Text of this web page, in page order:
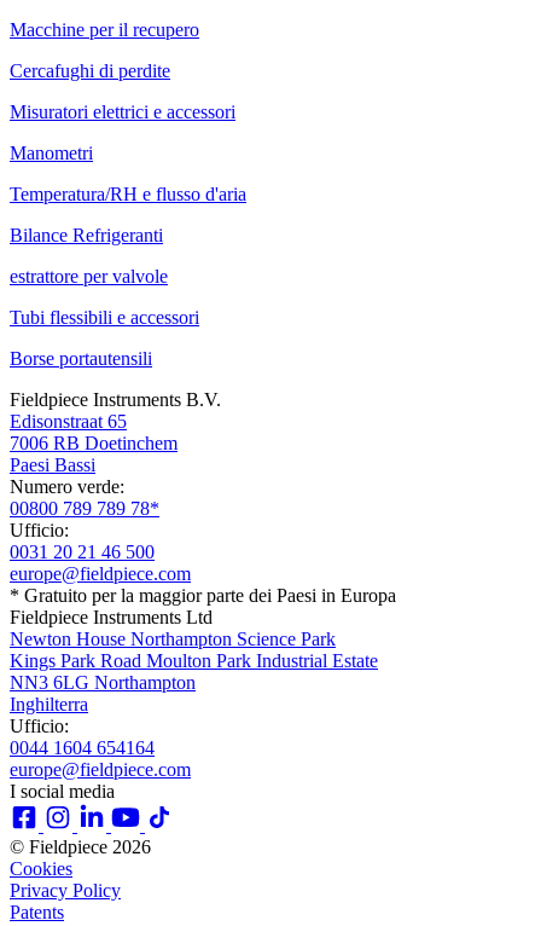
Macchine per il recupero
Cercafughi di perdite
Misuratori elettrici e accessori
Manometri
Temperatura/RH e flusso d'aria
Bilance Refrigeranti
estrattore per valvole
Tubi flessibili e accessori
Borse portautensili
Fieldpiece Instruments B.V.
Edisonstraat 65
7006 RB Doetinchem
Paesi Bassi
Numero verde:
00800 789 789 78*
Ufficio:
0031 20 21 46 500
europe@fieldpiece.com
* Gratuito per la maggior parte dei Paesi in Europa
Fieldpiece Instruments Ltd
Newton House Northampton Science Park
Kings Park Road Moulton Park Industrial Estate
NN3 6LG Northampton
Inghilterra
Ufficio:
0044 1604 654164
europe@fieldpiece.com
I social media
© Fieldpiece 2026
Cookies
Privacy Policy
Patents